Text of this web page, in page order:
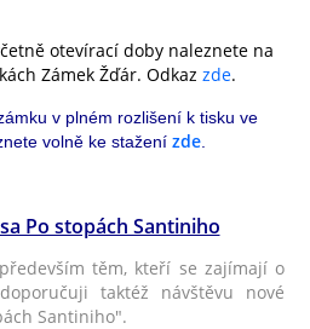
otevírací doby naleznete na
Zámek Žďár. Odkaz zde.
v plném rozlišení k tisku ve
volně ke stažení zde
Po stopách Santiniho
těm, kteří se zajímají o
taktéž návštěvu nové
Santiniho".